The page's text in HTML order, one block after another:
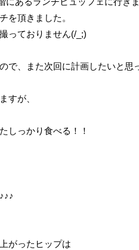
を頂きました。
っておりません(/_;)
で、また次回に計画したいと思
すが、
しっかり食べる！！
がったヒップは